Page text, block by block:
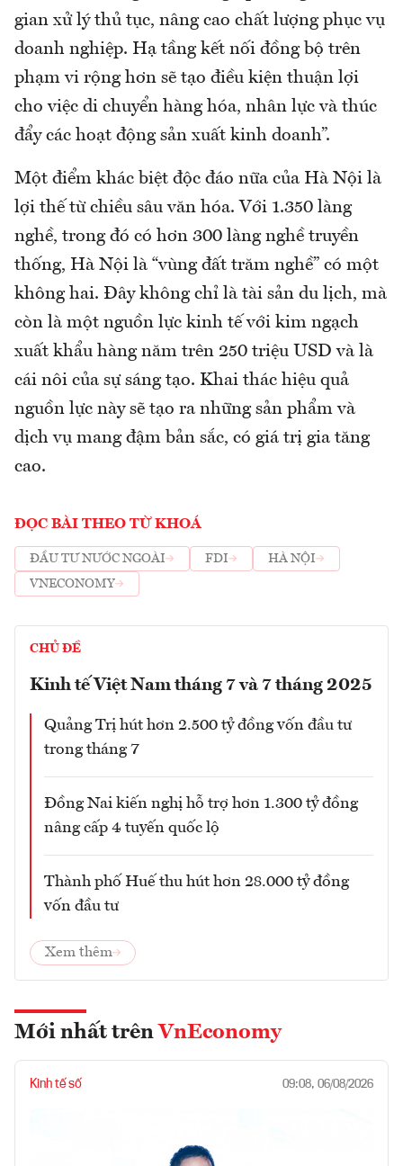
gian xử lý thủ tục, nâng cao chất lượng phục vụ
doanh nghiệp. Hạ tầng kết nối đồng bộ trên
phạm vi rộng hơn sẽ tạo điều kiện thuận lợi
cho việc di chuyển hàng hóa, nhân lực và thúc
đẩy các hoạt động sản xuất kinh doanh”.
Một điểm khác biệt độc đáo nữa của Hà Nội là
lợi thế từ chiều sâu văn hóa. Với 1.350 làng
nghề, trong đó có hơn 300 làng nghề truyền
thống, Hà Nội là “vùng đất trăm nghề” có một
không hai. Đây không chỉ là tài sản du lịch, mà
còn là một nguồn lực kinh tế với kim ngạch
xuất khẩu hàng năm trên 250 triệu USD và là
cái nôi của sự sáng tạo. Khai thác hiệu quả
nguồn lực này sẽ tạo ra những sản phẩm và
dịch vụ mang đậm bản sắc, có giá trị gia tăng
cao.
ĐỌC BÀI THEO TỪ KHOÁ
ĐẦU TƯ NƯỚC NGOÀI FDI
HÀ NỘI
VNECONOMY
CHỦ ĐỀ
Kinh tế Việt Nam tháng 7 và 7 tháng 2025
Quảng Trị hút hơn 2.500 tỷ đồng vốn đầu tư
trong tháng 7
Đồng Nai kiến nghị hỗ trợ hơn 1.300 tỷ đồng
nâng cấp 4 tuyến quốc lộ
Thành phố Huế thu hút hơn 28.000 tỷ đồng
vốn đầu tư
Xem thêm
Mới nhất trên VnEconomy
Kinh tế số 09:08, 06/08/2026